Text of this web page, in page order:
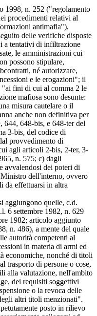
1998, n. 252 ("regolamento
procedimenti relativi al
antimafia"),
delle verifiche disposte
a tentativi di infiltrazione
le amministrazioni cui
possono stipulare,
né autorizzare,
e le erogazioni"; il
"ai fini di cui al comma 2 le
mafiosa sono desunte:
misura cautelare o il
anche non definitiva per
648-bis, e 648-ter del
3-bis, del codice di
provvedimento di
agli articoli 2-bis, 2-ter, 3-
n. 575; c) dagli
avvalendosi dei poteri di
Ministro dell'interno, ovvero
da effettuarsi in altra
aggiungono quelle, c.d.
6 settembre 1982, n. 629
1982; articolo aggiunto
n. 486), a mente del quale
autorità competenti al
in materia di armi ed
economiche, nonché di titoli
trasporto di persone o cose,
alla valutazione, nell'ambito
dei requisiti soggettivi
o la revoca delle
altri titoli menzionati".
posto in rilievo